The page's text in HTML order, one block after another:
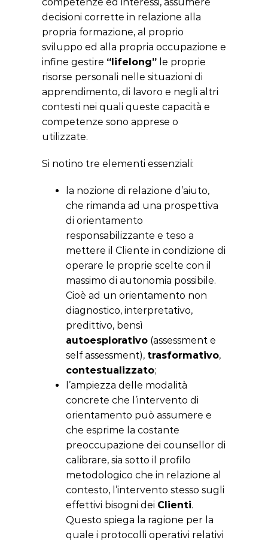
decisioni corrette in relazione alla
propria formazione, al proprio
sviluppo ed alla propria occupazione e
infine gestire “lifelong” le proprie
risorse personali nelle situazioni di
apprendimento, di lavoro e negli altri
contesti nei quali queste capacità e
competenze sono apprese o
utilizzate.
Si notino tre elementi essenziali:
la nozione di relazione d’aiuto,
che rimanda ad una prospettiva
di orientamento
responsabilizzante e teso a
mettere il Cliente in condizione di
operare le proprie scelte con il
massimo di autonomia possibile.
Cioè ad un orientamento non
diagnostico, interpretativo,
predittivo, bensì
autoesplorativo (assessment e
self assessment), trasformativo,
contestualizzato;
l’ampiezza delle modalità
concrete che l’intervento di
orientamento può assumere e
che esprime la costante
preoccupazione dei counsellor di
calibrare, sia sotto il profilo
metodologico che in relazione al
contesto, l’intervento stesso sugli
effettivi bisogni dei Clienti.
Questo spiega la ragione per la
quale i protocolli operativi relativi